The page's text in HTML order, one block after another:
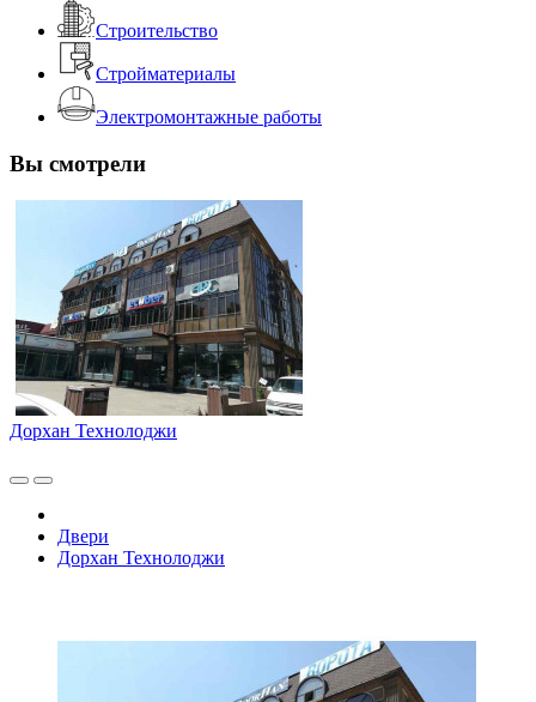
Строительство
Стройматериалы
Электромонтажные работы
Вы смотрели
Дорхан Технолоджи
Двери
Дорхан Технолоджи